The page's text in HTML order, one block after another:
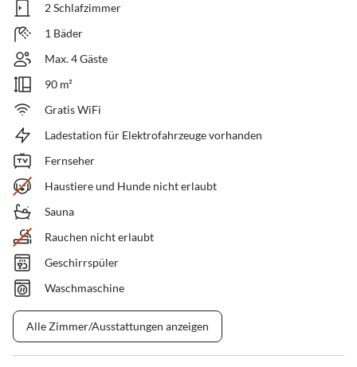
2 Schlafzimmer
1 Bäder
Max. 4 Gäste
90 m²
Gratis WiFi
Ladestation für Elektrofahrzeuge vorhanden
Fernseher
Haustiere und Hunde nicht erlaubt
Sauna
Rauchen nicht erlaubt
Geschirrspüler
Waschmaschine
Alle Zimmer/Ausstattungen anzeigen